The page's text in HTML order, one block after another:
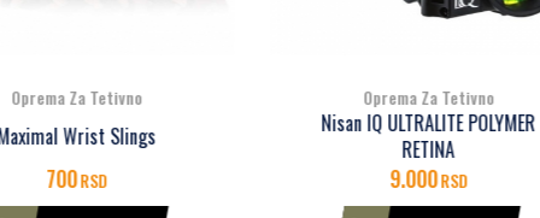
Oprema Za Tetivno
IQ ULTRALITE POLYMER
RETINA
9.000RSD
Oprema Za Tetivno
Nisan VENOM FIXED
13.500RSD